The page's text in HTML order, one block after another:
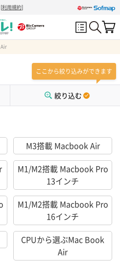
[利用規約]
ここから絞り込みができます
絞り込む
M3搭載 Macbook Air
M1/M2搭載 Macbook Pro
13インチ
M1/M2搭載 Macbook Pro
16インチ
CPUから選ぶMac Book
Air